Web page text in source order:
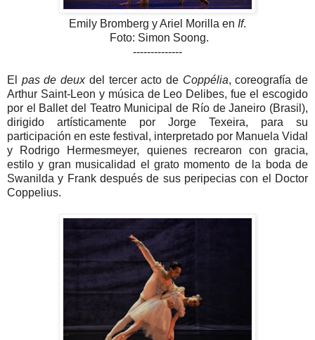
Emily Bromberg y Ariel Morilla en If.
Foto: Simon Soong.
--------------
El pas de deuxdel tercer acto de Coppélia, coreografía de
Arthur Saint-Leon y música de Leo Delibes, fue el escogido
por el Ballet del Teatro Municipal de Río de Janeiro (Brasil),
dirigido artísticamente por Jorge Texeira, para su
participación en este festival, interpretado por Manuela Vidal
y Rodrigo Hermesmeyer, quienes recrearon con gracia,
estilo y gran musicalidad el grato momento de la boda de
Swanilda y Frank después de sus peripecias con el Doctor
Coppelius.